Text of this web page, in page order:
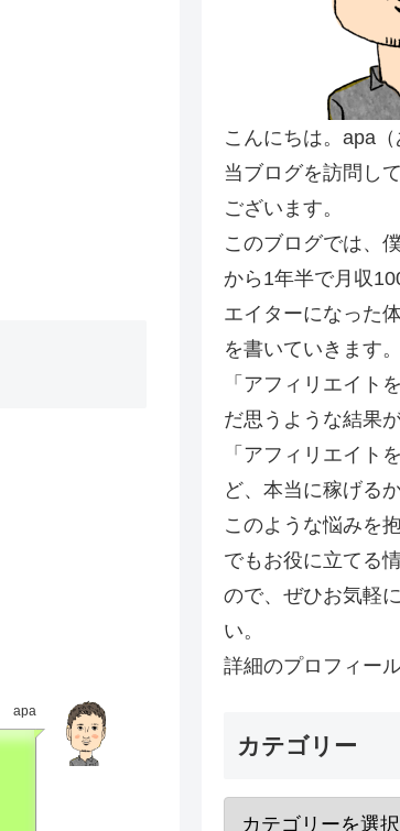
apa
こんにちは。apa（
当ブログを訪問し
ございます。
このブログでは、
から1年半で月収
エイターになった
を書いていきます。
「アフィリエイト
だ思うような結果
「アフィリエイト
ど、本当に稼げるか
このような悩みを
でもお役に立てる
ので、ぜひお気軽
い。
詳細のプロフィー
カテゴリー